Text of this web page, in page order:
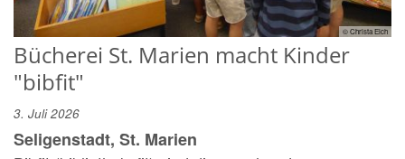
© Christa Eich
Bücherei St. Marien macht Kinder
"bibfit"
3. Juli 2026
Seligenstadt, St. Marien